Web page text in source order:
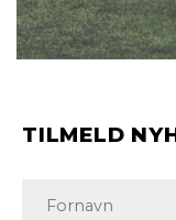
TILMELD